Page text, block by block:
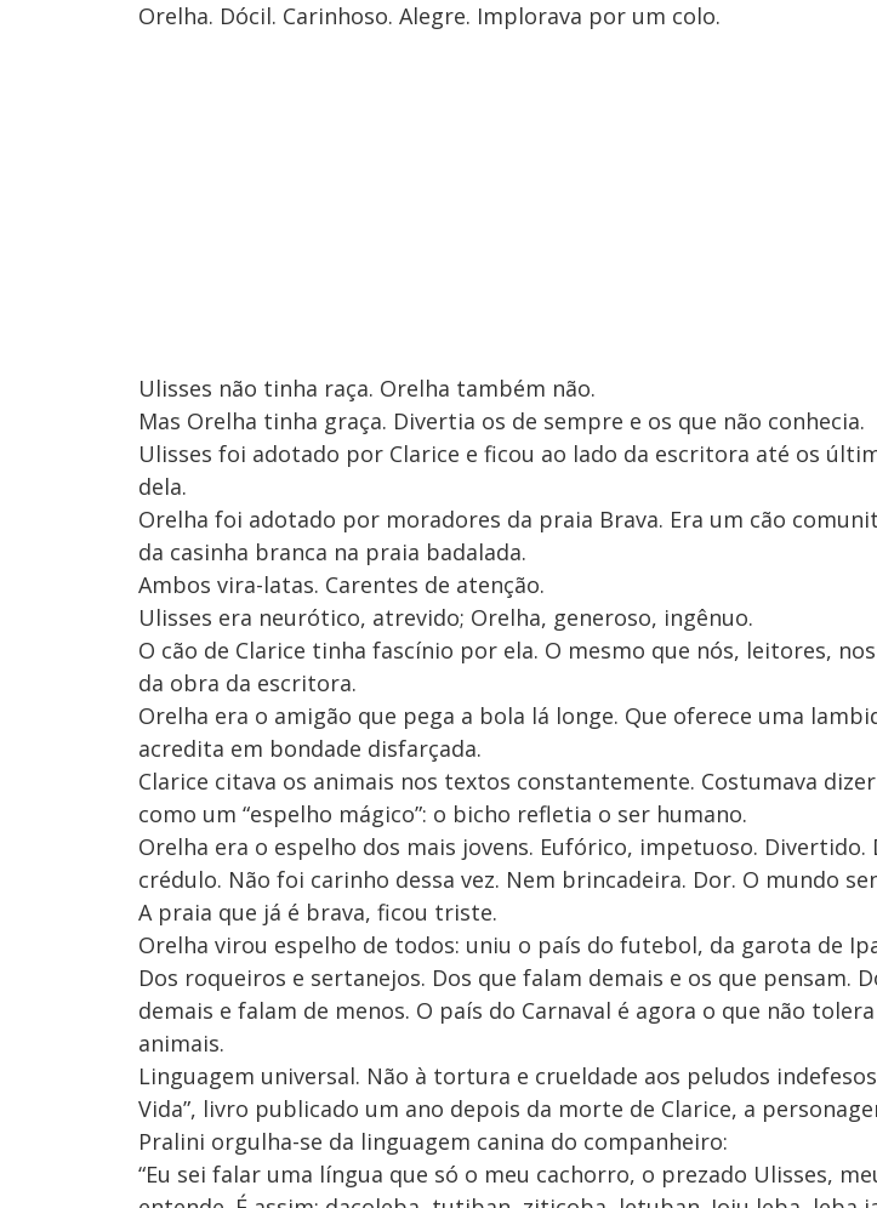
Orelha. Dócil. Carinhoso. Alegre. Implorava por um colo.
Ulisses não tinha raça. Orelha também não.
Mas Orelha tinha graça. Divertia os de sempre e os que não conhecia.
Ulisses foi adotado por Clarice e ficou ao lado da escritora até os
dela.
Orelha foi adotado por moradores da praia Brava. Era um cão
da casinha branca na praia badalada.
Ambos vira-latas. Carentes de atenção.
Ulisses era neurótico, atrevido; Orelha, generoso, ingênuo.
O cão de Clarice tinha fascínio por ela. O mesmo que nós, leitores,
da obra da escritora.
Orelha era o amigão que pega a bola lá longe. Que oferece uma
acredita em bondade disfarçada.
Clarice citava os animais nos textos constantemente. Costumava
como um “espelho mágico”: o bicho refletia o ser humano.
Orelha era o espelho dos mais jovens. Eufórico, impetuoso. Divertido.
crédulo. Não foi carinho dessa vez. Nem brincadeira. Dor. O mundo
A praia que já é brava, ficou triste.
Orelha virou espelho de todos: uniu o país do futebol, da garota de
Dos roqueiros e sertanejos. Dos que falam demais e os que pensam.
demais e falam de menos. O país do Carnaval é agora o que não
animais.
Linguagem universal. Não à tortura e crueldade aos peludos
Vida”, livro publicado um ano depois da morte de Clarice, a
Pralini orgulha-se da linguagem canina do companheiro:
“Eu sei falar uma língua que só o meu cachorro, o prezado Ulisses,